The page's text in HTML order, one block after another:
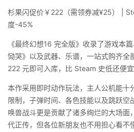
杉果闪促价￥222（需领券减¥25） |
度-45%
《最终幻想16 完全版》收录了游戏本
恸哭》以及武器、乐谱，一站式购齐全
222 元即可入库，比 Steam 史低还便宜
本作采用即时动作玩法，主人公机能十
限制，子弹时间、各色技能以及跳跃空
唤兽战斗更是贡献了诸多绚烂的大场面
代正传，但各位新朋友也不用担心看不